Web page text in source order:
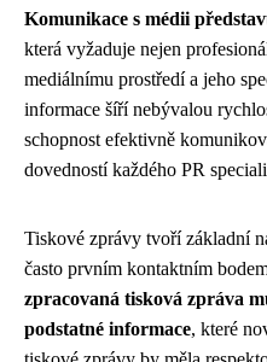
Komunikace s médii
která vyžaduje nejen
mediálnímu prostředí a jeho
informace šíří nebývalou
schopnost efektivně
dovedností každého PR
Tiskové zprávy tvoří základní
často prvním kontaktním
zpracovaná tisková zpráva
podstatné informace, které